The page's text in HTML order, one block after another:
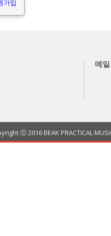
가입
메
ⓒ 2016 BEAK PRACTICAL